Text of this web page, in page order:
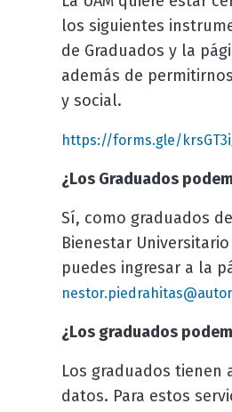
los siguientes
de Graduados y la
además de
y social.
https://forms.gle/
¿Los Graduados
Sí, como graduados
Bienestar
puedes ingresar a la
¿Los graduados
Los graduados
datos. Para estos